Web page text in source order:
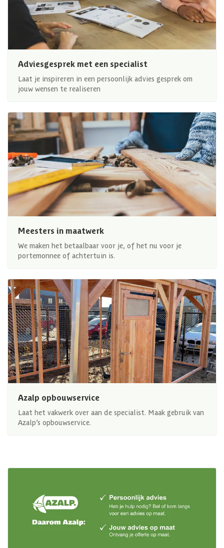
Adviesgesprek met een specialist
Laat je inspireren in een persoonlijk advies gesprek om
jouw wensen te realiseren
Meesters in maatwerk
We maken het betaalbaar voor je, of het nu voor je
portemonnee of achtertuin is.
Azalp opbouwservice
Laat het vakwerk over aan de specialist. Maak gebruik van
Azalp’s opbouwservice.